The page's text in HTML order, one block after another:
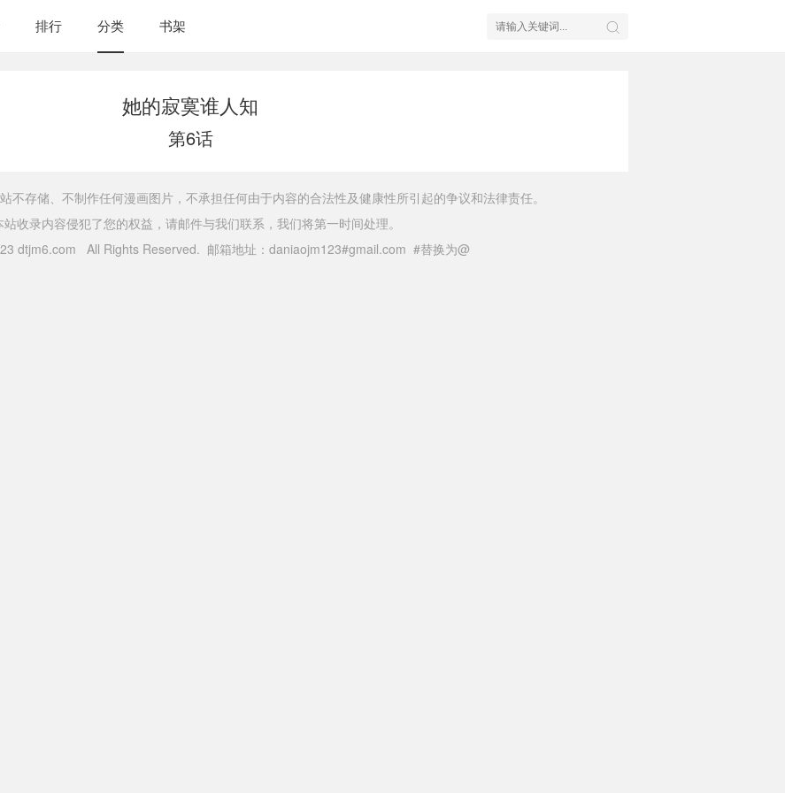
排行 分类 书架
她的寂寞谁人知
第6话
不存储、不制作任何漫画图片，不承担任何由于内容的合法性及健康性所引起的争议和法律责任。
站收录内容侵犯了您的权益，请邮件与我们联系，我们将第一时间处理。
dtjm6.com All Rights Reserved. 邮箱地址：daniaojm123#gmail.com #替换为@